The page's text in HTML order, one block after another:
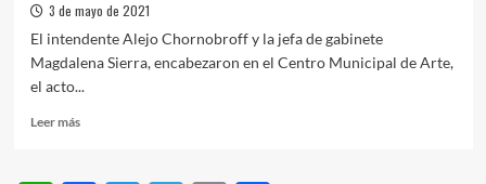
3 de mayo de 2021
El intendente Alejo Chornobroff y la jefa de gabinete
Magdalena Sierra, encabezaron en el Centro Municipal de Arte,
el acto...
Leer másLeer
El